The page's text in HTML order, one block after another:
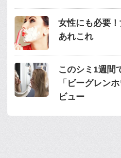
女性にも必要
あれこれ
このシミ1週間
「ビーグレン
ビュー